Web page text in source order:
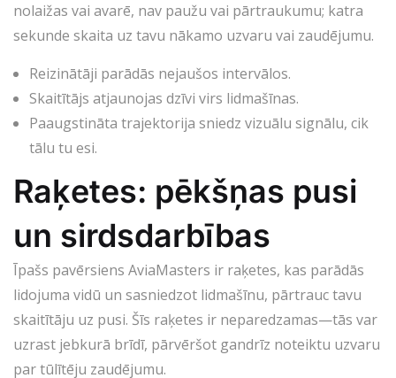
nolaižas vai avarē, nav paužu vai pārtraukumu; katra
sekunde skaita uz tavu nākamo uzvaru vai zaudējumu.
Reizinātāji parādās nejaušos intervālos.
Skaitītājs atjaunojas dzīvi virs lidmašīnas.
Paaugstināta trajektorija sniedz vizuālu signālu, cik
tālu tu esi.
Raķetes: pēkšņas pusi
un sirdsdarbības
Īpašs pavērsiens AviaMasters ir raķetes, kas parādās
lidojuma vidū un sasniedzot lidmašīnu, pārtrauc tavu
skaitītāju uz pusi. Šīs raķetes ir neparedzamas—tās var
uzrast jebkurā brīdī, pārvēršot gandrīz noteiktu uzvaru
par tūlītēju zaudējumu.